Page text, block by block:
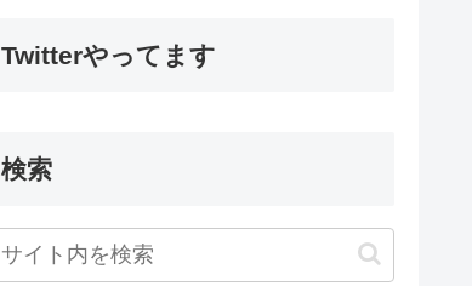
Twitterやってます
検索